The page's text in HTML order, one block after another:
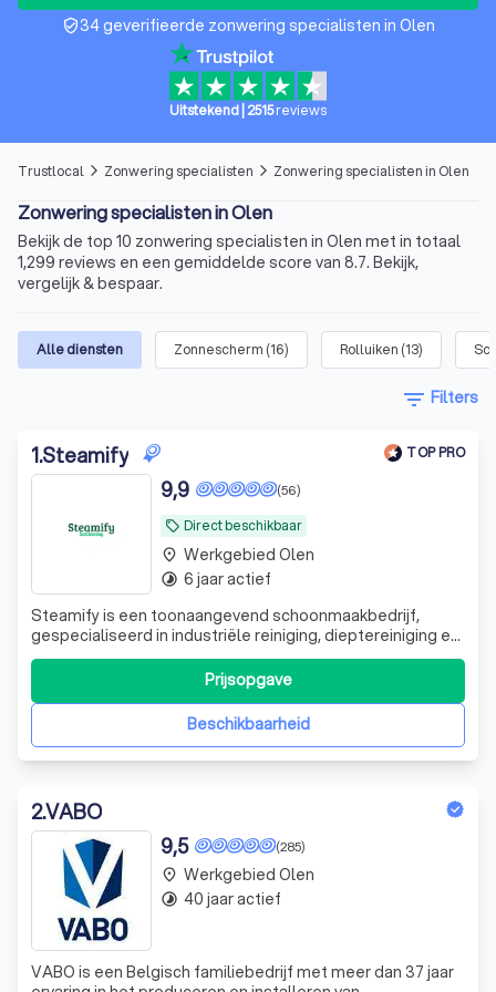
verified_user34 geverifieerde zonwering specialisten in Olen
Uitstekend 2515reviews
Trustlocal arrow_forward_ios Zonwering specialisten arrow_forward_ios Zonwering specialisten in Olen
Zonwering specialisten in Olen
Bekijk de top 10 zonwering specialisten in Olen met in totaal
1,299 reviews en een gemiddelde score van 8.7. Bekijk,
vergelijk & bespaar.
Alle diensten Zonnescherm (16) Rolluiken (13)
filter_list Filters
1.Steamify TOP PRO
local_offer Direct beschikbaar
(56)
9,9
Steamify is een toonaangevend schoonmaakbedrijf,
gespecialiseerd in industriële reiniging, dieptereiniging en
ontstoffingswerken. Met een passie voor orde, netheid en
kwaliteit bieden wij gespecialiseerde
schoonmaakoplossingen voor bedrijven in de
voedingsindustrie, horeca, grootkeukens, koel- en vr
Beschikbaarheid
Prijsopgave
place Werkgebied Olen
timelapse 6 jaar actief
2.VABO
(285)
9,5
VABO is een Belgisch familiebedrijf met meer dan 37 jaar
place Werkgebied Olen
timelapse 40 jaar actief